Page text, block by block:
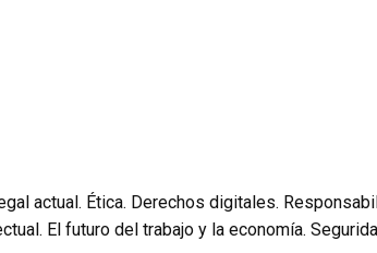
actual. Ética. Derechos digitales.
El futuro del trabajo y la economía.